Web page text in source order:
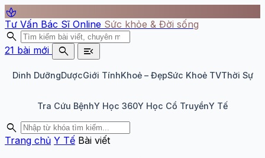
spa
Tư Vấn Bác Sĩ Online Sức khỏe & Đời sống
search
21 bài mới search menu_open
Dinh DưỡngDượcGiới TínhKhoẻ – ĐẹpSức Khoẻ TVThời Sự
Tra Cứu BệnhY Học 360Y Học Cổ TruyềnY Tế
search
Trang chủ Y Tế Bài viết